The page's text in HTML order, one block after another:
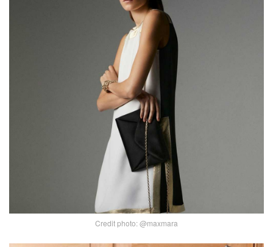
Credit photo: @maxmara